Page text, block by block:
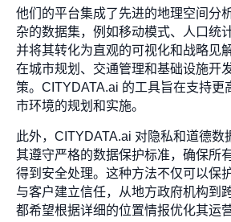
他们的平台集成了先进的地理空间分
杂的数据集，例如移动模式、人口统
并将其转化为直观的可视化和战略见
在城市规划、交通管理和基础设施开
策。CITYDATA.ai 的工具旨在支持更
市环境的规划和实施。
此外，CITYDATA.ai 对隐私和道德数
其遵守严格的数据保护标准，确保所
得到安全处理。这种方法不仅可以保
与客户建立信任，从地方政府机构到
都希望根据详细的位置情报优化其运